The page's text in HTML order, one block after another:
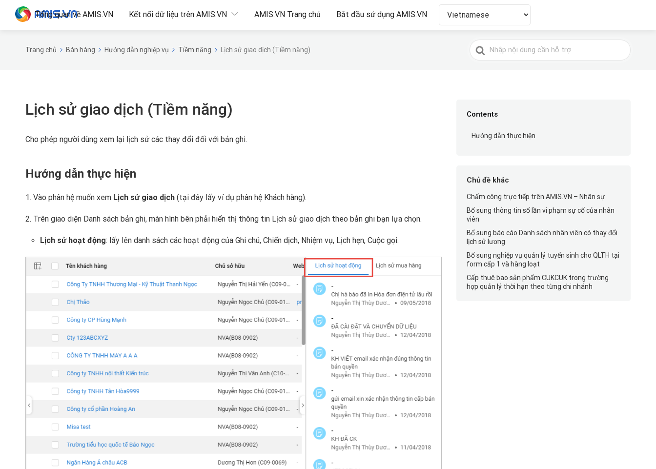
Tổng quan về AMIS.VN Kết nối dữ liệu trên AMIS.VN AMIS.VN Trang chủ Bắt đầu sử dụng AMIS.VN
Trang chủ Bán hàng Hướng dẫn nghiệp vụ Tiềm năng Lịch sử giao dịch (Tiềm năng)
Tìm
kiếm
Lịch sử giao dịch (Tiềm năng)
Cho phép người dùng xem lại lịch sử các thay đổi đối với bản ghi.
Hướng dẫn thực hiện
1. Vào phân hệ muốn xem Lịch sử giao dịch (tại đây lấy ví dụ phân hệ Khách hàng).
2. Trên giao diện Danh sách bản ghi, màn hình bên phải hiển thị thông tin Lịch sử giao dịch theo bản ghi bạn lựa chọn.
Lịch sử hoạt động: lấy lên danh sách các hoạt động của Ghi chú, Chiến dịch, Nhiệm vụ, Lịch hẹn, Cuộc gọi.
Contents
Hướng dẫn thực hiện
Chủ đề khác
Chấm công trực tiếp trên AMIS.VN – Nhân sự
Bổ sung thông tin số lần vi phạm sự cố của nhân
viên
Bổ sung báo cáo Danh sách nhân viên có thay đổi
lịch sử lương
Bổ sung nghiệp vụ quản lý tuyển sinh cho QLTH tại
form cấp 1 và hàng loạt
Cấp thuê bao sản phẩm CUKCUK trong trường
hợp quản lý thời hạn theo từng chi nhánh